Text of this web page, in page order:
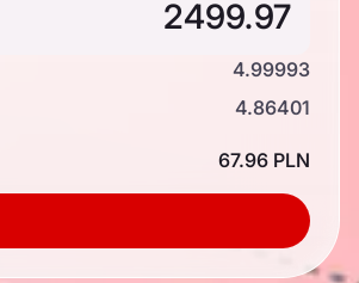
4.99993
4.86401
67.96 PLN